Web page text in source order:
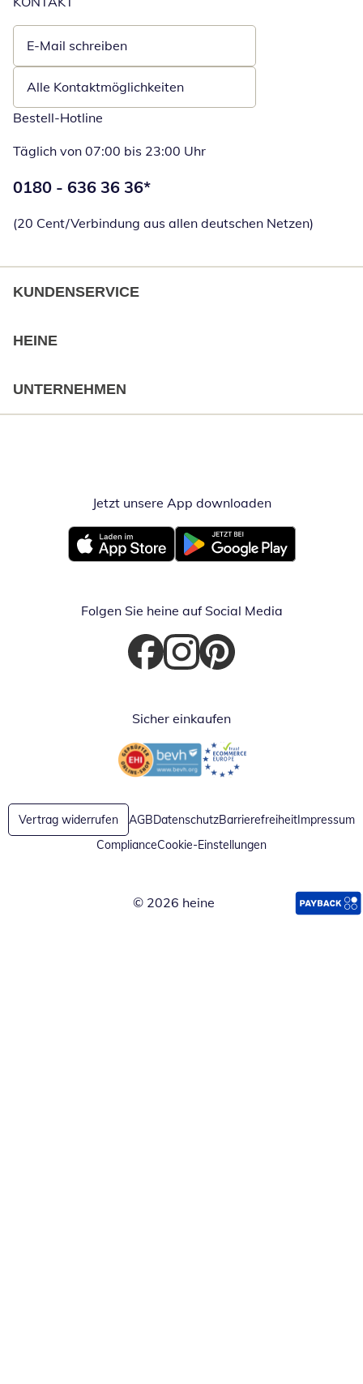
E-Mail schreiben
Öffnet E-Mail-Client
Alle Kontaktmöglichkeiten
Bestell-Hotline
Täglich von 07:00 bis 23:00 Uhr
Telefonnummer:
0180 - 636 36 36*
(20 Cent/Verbindung aus allen deutschen Netzen)
KUNDENSERVICE
HEINE
UNTERNEHMEN
Jetzt unsere App downloadenÖffnet in
Öffnet in neuem FensterÖffnet in neuem Fenster
Folgen Sie heine auf Social Media
Öffnet in neuem Fenster
Öffnet in neuem Fenster
Öffnet in neuem Fenster
Sicher einkaufen
Öffnet in neuem FensterÖffnet in neuem Fenster
Vertrag widerrufen AGBDatenschutzBarrierefreiheitImpressum
ComplianceCookie-Einstellungen
© 2026 heine